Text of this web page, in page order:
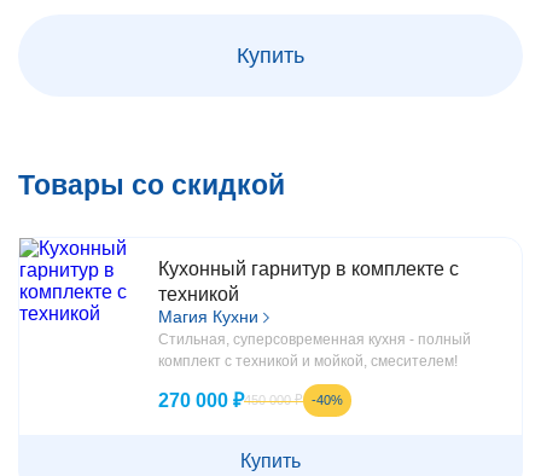
Купить
Товары со скидкой
Кухонный гарнитур в комплекте с
техникой
Магия Кухни
Стильная, суперсовременная кухня - полный
комплект с техникой и мойкой, смесителем!
270 000 ₽450 000 ₽ -40%
Купить